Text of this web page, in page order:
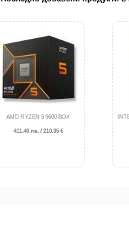
AMD RYZEN 5 9600 BOX
411.40 лв. / 210.35 €